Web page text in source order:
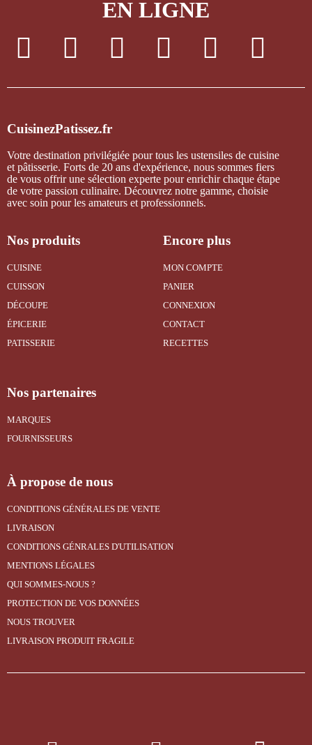
EN LIGNE
CuisinezPatissez.fr
Votre destination privilégiée pour tous les ustensiles de cuisine
et pâtisserie. Forts de 20 ans d'expérience, nous sommes fiers
de vous offrir une sélection experte pour enrichir chaque étape
de votre passion culinaire. Découvrez notre gamme, choisie
avec soin pour les amateurs et professionnels.
Nos produits
CUISINE
CUISSON
DÉCOUPE
ÉPICERIE
PATISSERIE
Encore plus
MON COMPTE
PANIER
CONNEXION
CONTACT
RECETTES
Nos partenaires
MARQUES
FOURNISSEURS
À propose de nous
CONDITIONS GÉNÉRALES DE VENTE
LIVRAISON
CONDITIONS GÉNRALES D'UTILISATION
MENTIONS LÉGALES
QUI SOMMES-NOUS ?
PROTECTION DE VOS DONNÉES
NOUS TROUVER
LIVRAISON PRODUIT FRAGILE